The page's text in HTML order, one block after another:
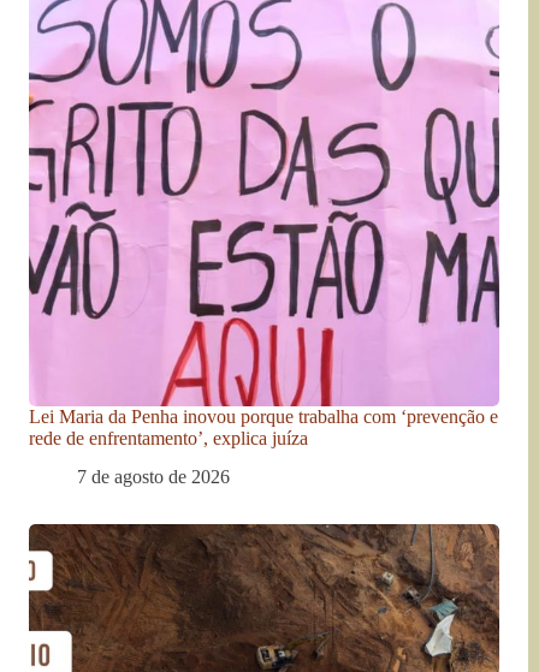
Lei Maria da Penha inovou porque trabalha com ‘prevenção e
rede de enfrentamento’, explica juíza
7 de agosto de 2026